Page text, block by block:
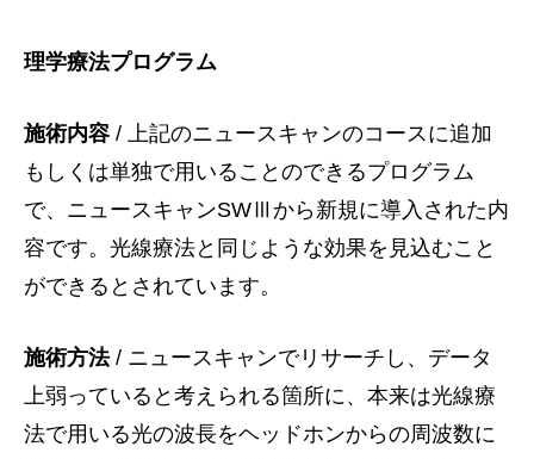
理学療法プログラム
施術内容 / 上記のニュースキャンのコースに追加
もしくは単独で用いることのできるプログラム
で、ニュースキャンSWⅢから新規に導入された内
容です。光線療法と同じような効果を見込むこと
ができるとされています。
施術方法/ ニュースキャンでリサーチし、データ
上弱っていると考えられる箇所に、本来は光線療
法で用いる光の波長をヘッドホンからの周波数に